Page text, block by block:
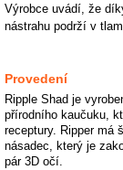
Výrobce uvádí, že
nástrahu podrží v
Provedení
Ripple Shad je
přírodního kaučuku,
receptury. Ripper má
násadec, který je
pár 3D očí.